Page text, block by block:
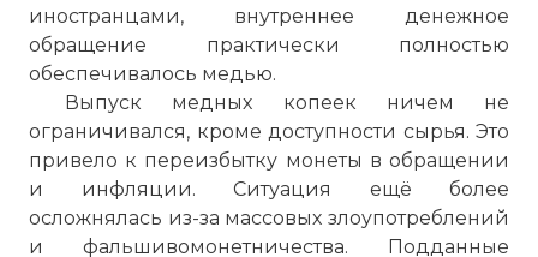
иностранцами, внутреннее денежное
обращение практически полностью
обеспечивалось медью.
Выпуск медных копеек ничем не
ограничивался, кроме доступности сырья. Это
привело к переизбытку монеты в обращении
и инфляции. Ситуация ещё более
осложнялась из-за массовых злоупотреблений
и фальшивомонетничества. Подданные
Русские цари - Алексей Михайлович
Имя:
Комментарий: